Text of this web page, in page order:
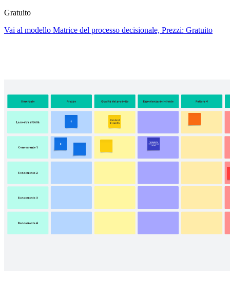
Gratuito
Vai al modello Matrice del processo decisionale, Prezzi: Gratuito